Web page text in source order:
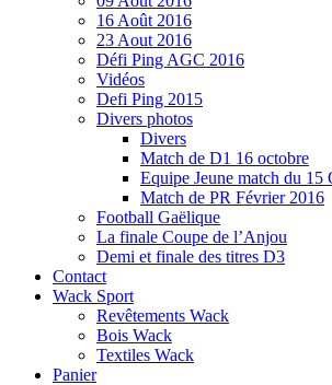
16 Août 2016
23 Aout 2016
Défi Ping AGC 2016
Vidéos
Defi Ping 2015
Divers photos
Divers
Match de D1 16 octobre
Equipe Jeune match du 15
Match de PR Février 2016
Football Gaëlique
La finale Coupe de l’Anjou
Demi et finale des titres D3
Contact
Wack Sport
Revêtements Wack
Bois Wack
Textiles Wack
Panier